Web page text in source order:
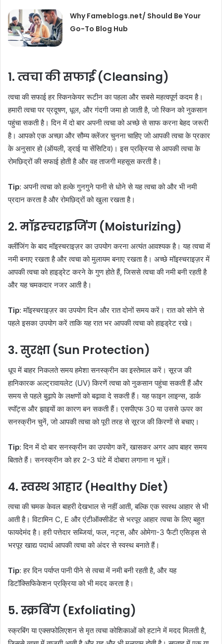
Why Fameblogs.net/ Should Be Your
Go-To Blog Hub
1.त्वचा की सफाई (Cleansing)
त्वचा की सफाई हर स्किनकेयर रूटीन का पहला और सबसे महत्वपूर्ण कदम है।
हमारी त्वचा पर प्रदूषण, धूल, और गंदगी जमा हो जाती है, जो स्किन को नुकसान
पहुंचा सकती है। दिन में दो बार अपनी त्वचा को अच्छे से साफ करना बेहद जरूरी
है। आपको एक अच्छा और सौम्य क्लेंजर चुनना चाहिए जो आपकी त्वचा के प्रकार
के अनुसार हो (ऑयली, ड्राई या सेंसिटिव)। इस प्रक्रिया से आपकी त्वचा के
रोमछिद्रों की सफाई होती है और वह ताजगी महसूस करती है।
Tip: अपनी त्वचा को हल्के गुनगुने पानी से धोने से यह त्वचा को और भी नमी
प्रदान करता है और रोमछिद्रों को खुला रखता है।
2.मॉइस्चराइजिंग (Moisturizing)
क्लींजिंग के बाद मॉइस्चराइज़र का उपयोग करना अत्यंत आवश्यक है। यह त्वचा में
नमी बनाए रखता है और त्वचा को मुलायम बनाए रखता है। अच्छे मॉइस्चराइज़र में
आपकी त्वचा को हाइड्रेट करने के गुण होते हैं, जिससे त्वचा की नमी बनी रहती है
और यह चमकदार नजर आती है।
Tip: मॉइस्चराइज़र का उपयोग दिन और रात दोनों समय करें। रात को सोने से
पहले इसका उपयोग करें ताकि यह रात भर आपकी त्वचा को हाइड्रेट रखे।
3.सुरक्षा (Sun Protection)
धूप में बाहर निकलते समय हमेशा सनस्क्रीन का इस्तेमाल करें। सूरज की
हानिकारक अल्ट्रावायलेट (UV) किरणें त्वचा को नुकसान पहुंचा सकती हैं और
समय से पहले बुढ़ापे के लक्षणों को बढ़ावा दे सकती हैं। यह फाइन लाइन्स, डार्क
स्पॉट्स और झाइयों का कारण बन सकती हैं। एसपीएफ 30 या उससे ऊपर का
सनस्क्रीन चुनें, जो आपकी त्वचा को पूरी तरह से सूरज की किरणों से बचाए।
Tip: दिन में दो बार सनस्क्रीन का उपयोग करें, खासकर अगर आप बाहर समय
बिताते हैं। सनस्क्रीन को हर 2-3 घंटे में दोबारा लगाना न भूलें।
4.स्वस्थ आहार (Healthy Diet)
त्वचा की चमक केवल बाहरी देखभाल से नहीं आती, बल्कि एक स्वस्थ आहार से भी
आती है। विटामिन C, E और एंटीऑक्सीडेंट से भरपूर आहार त्वचा के लिए बहुत
फायदेमंद है। हरी पत्तेदार सब्जियां, फल, नट्स, और ओमेगा-3 फैटी एसिड्स से
भरपूर खाद्य पदार्थ आपकी त्वचा को अंदर से स्वस्थ बनाते हैं।
Tip: हर दिन पर्याप्त पानी पीने से त्वचा में नमी बनी रहती है, और यह
डिटॉक्सिफिकेशन प्रक्रिया को भी मदद करता है।
5.स्क्रबिंग (Exfoliating)
स्क्रबिंग या एक्सफोलिएशन से मृत त्वचा कोशिकाओं को हटाने में मदद मिलती है,